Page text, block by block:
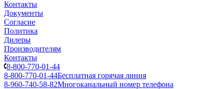
Контакты
Документы
Согласие
Политика
Дилеры
Производителям
Контакты
8-800-770-01-44
8-800-770-01-44Бесплатная горячая линия
8-960-740-58-82Многоканальный номер телефона